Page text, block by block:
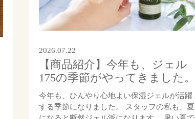
2026.07.22
【商品紹介】今年も、ジェル
175の季節がやってきました。
今年も、ひんやり心地よい保湿ジェルが活躍
する季節になりました。 スタッフの私も、夏